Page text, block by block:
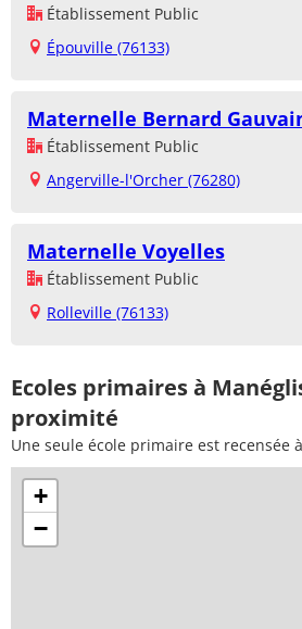
Établissement Public
Épouville (76133)
Maternelle Bernard
Établissement Public
Angerville-l'Orcher (76280)
Maternelle Voyelles
Établissement Public
Rolleville (76133)
Ecoles primaires à
proximité
Une seule école primaire est recensée
+
−